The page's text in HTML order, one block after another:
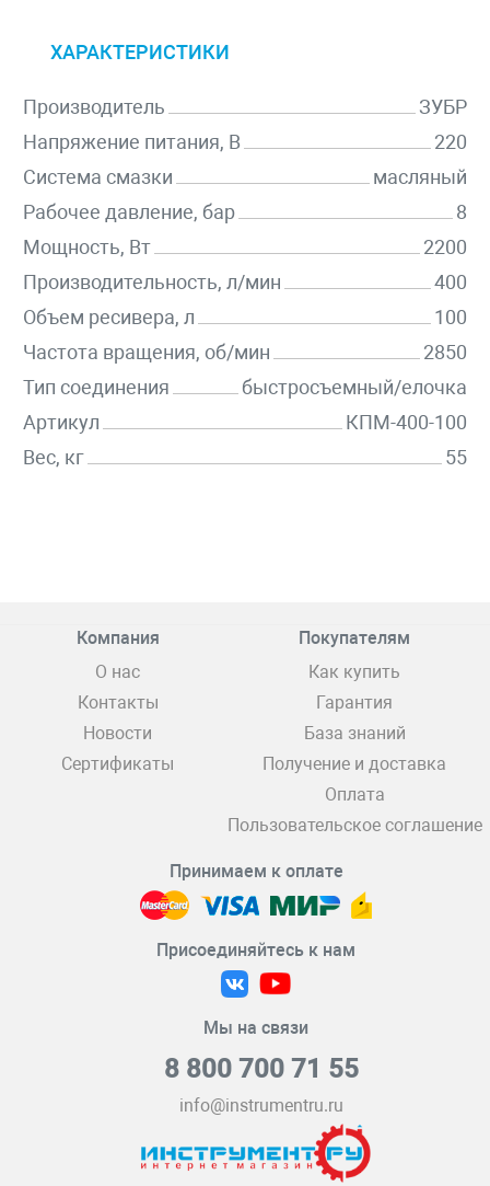
ХАРАКТЕРИСТИКИ
Производитель
ЗУБР
Напряжение питания, В
220
Система смазки
масляный
Рабочее давление, бар
8
Мощность, Вт
2200
Производительность, л/мин
400
Объем ресивера, л
100
Частота вращения, об/мин
2850
Тип соединения
быстросъемный/елочка
Артикул
КПМ-400-100
Вес, кг
55
Компания
О нас
Контакты
Новости
Сертификаты
Покупателям
Как купить
Гарантия
База знаний
Получение и доставка
Оплата
Пользовательское соглашение
Принимаем к оплате
Присоединяйтесь к нам
Мы на связи
8 800 700 71 55
info@instrumentru.ru